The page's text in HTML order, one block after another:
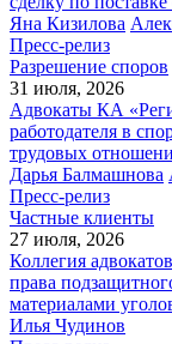
Яна Кизилова
Пресс-релиз
Разрешение споров
31 июля, 2026
Адвокаты КА
работодателя в
трудовых
Дарья Балмашнова
Пресс-релиз
Частные клиенты
27 июля, 2026
Коллегия
права
материалами
Илья Чудинов